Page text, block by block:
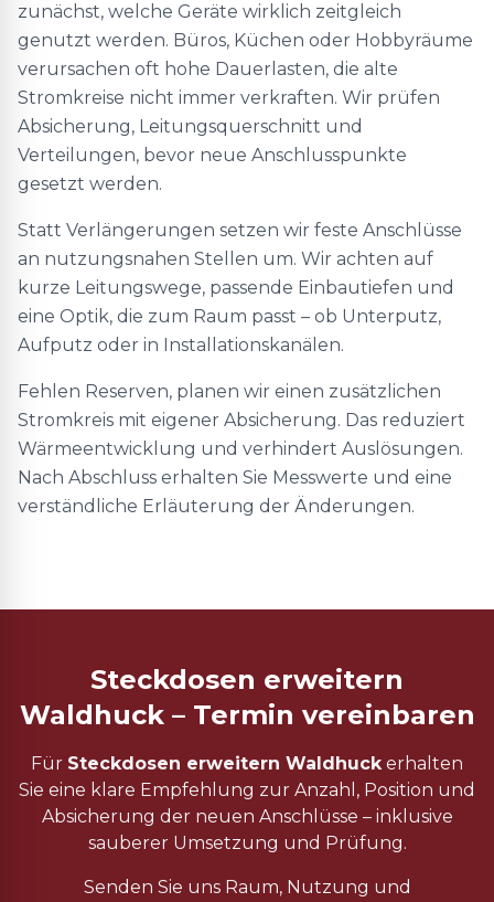
zunächst, welche Geräte wirklich zeitgleich
genutzt werden. Büros, Küchen oder Hobbyräume
verursachen oft hohe Dauerlasten, die alte
Stromkreise nicht immer verkraften. Wir prüfen
Absicherung, Leitungsquerschnitt und
Verteilungen, bevor neue Anschlusspunkte
gesetzt werden.
Statt Verlängerungen setzen wir feste Anschlüsse
an nutzungsnahen Stellen um. Wir achten auf
kurze Leitungswege, passende Einbautiefen und
eine Optik, die zum Raum passt – ob Unterputz,
Aufputz oder in Installationskanälen.
Fehlen Reserven, planen wir einen zusätzlichen
Stromkreis mit eigener Absicherung. Das reduziert
Wärmeentwicklung und verhindert Auslösungen.
Nach Abschluss erhalten Sie Messwerte und eine
verständliche Erläuterung der Änderungen.
Steckdosen erweitern
Waldhuck – Termin vereinbaren
Für Steckdosen erweitern Waldhuckerhalten
Sie eine klare Empfehlung zur Anzahl, Position und
Absicherung der neuen Anschlüsse – inklusive
sauberer Umsetzung und Prüfung.
Senden Sie uns Raum, Nutzung und